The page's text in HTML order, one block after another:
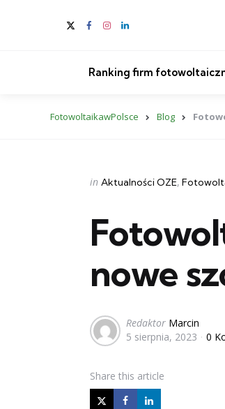
Ranking firm
FotowoltaikawPolsce Blog
Categories
Posted
in Aktualności OZE
nowe
Posted
by
Redaktor Marcin
5 sierpnia, 2023
0
Share this article